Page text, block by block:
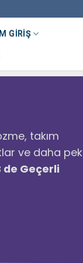
GIRIŞ
takım
ve daha pek
de Geçerli